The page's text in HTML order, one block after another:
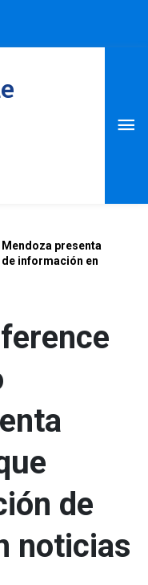
presenta
información en
de
noticias